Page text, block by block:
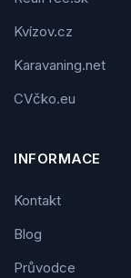
Kvízov.cz
Karavaning.net
CVčko.eu
INFORMACE
Kontakt
Blog
Průvodce